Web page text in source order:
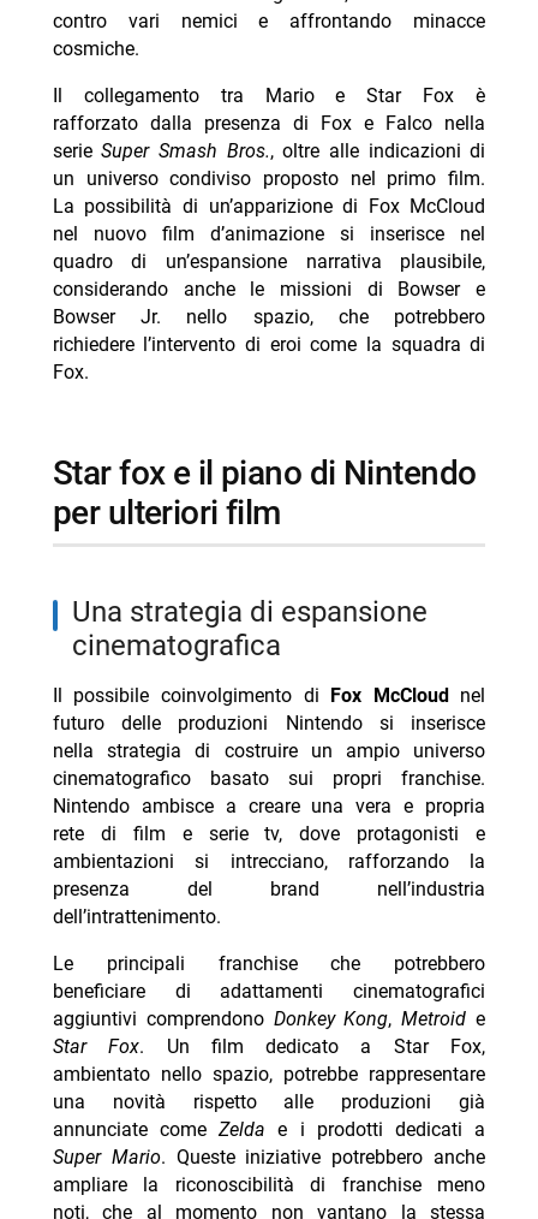
contro vari nemici e affrontando minacce
cosmiche.
Il collegamento tra Mario e Star Fox è
rafforzato dalla presenza di Fox e Falco nella
serieSuper Smash Bros., oltre alle indicazioni di
un universo condiviso proposto nel primo film.
La possibilità di un’apparizione di Fox McCloud
nel nuovo film d’animazione si inserisce nel
quadro di un’espansione narrativa plausibile,
considerando anche le missioni di Bowser e
Bowser Jr. nello spazio, che potrebbero
richiedere l’intervento di eroi come la squadra di
Fox.
star fox e il piano di Nintendo
per ulteriori film
una strategia di espansione
cinematografica
Il possibile coinvolgimento di Fox McCloud
nel
futuro delle produzioni Nintendo si inserisce
nella strategia di costruire un ampio universo
cinematografico basato sui propri franchise.
Nintendo ambisce a creare una vera e propria
rete di film e serie tv, dove protagonisti e
ambientazioni si intrecciano, rafforzando la
presenza del brand nell’industria
dell’intrattenimento.
Le principali franchise che potrebbero
beneficiare di adattamenti cinematografici
aggiuntivi comprendono Donkey Kong,Metroid e
Star Fox. Un film dedicato a Star Fox,
ambientato nello spazio, potrebbe rappresentare
una novità rispetto alle produzioni già
annunciate comeZelda e i prodotti dedicati a
Super Mario. Queste iniziative potrebbero anche
ampliare la riconoscibilità di franchise meno
noti, che al momento non vantano la stessa